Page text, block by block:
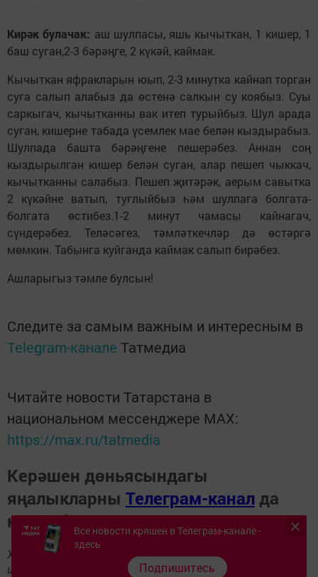
Кирәк булачак: аш шулпасы, яшь кычыткан, 1 кишер, 1
баш суган,2-3 бәрәңге, 2 күкәй, каймак.
Кычыткан яфракларын юып, 2-3 минутка кайнап торган
суга салып алабыз да өстенә салкын су коябыз. Суы
саркыгач, кычытканны вак итеп турыйбыз. Шул арада
суган, кишерне табада үсемлек мае белән кыздырабыз.
Шулпада башта бәрәңгене пешерәбез. Аннан соң
кыздырылган кишер белән суган, алар пешеп чыккач,
кычытканны салабыз. Пешеп җитәрәк, аерым савытка
2 күкәйне ватып, туглыйбыз һәм шулпага болгата-
болгата өстибез.1-2 минут чамасы кайнагач,
сүндерәбез. Теләсәгез, тәмләткечләр дә өстәргә
мөмкин. Табынга куйганда каймак салып бирәбез.
Ашларыгыз тәмле булсын!
Следите за самым важным и интересным в
Telegram-канале Татмедиа
Читайте новости Татарстана в
национальном мессенджере MАХ:
https://max.ru/tatmedia
Керәшен дөньясындагы
яңалыкларны Телеграм-канал да
карап барыгыз.
Хәбәрләрегезне 89172509795номерына языгыз,
шалтыратып әйтегез.
Все новости кряшен в Телеграм-канале -
здесь
Подпишитесь